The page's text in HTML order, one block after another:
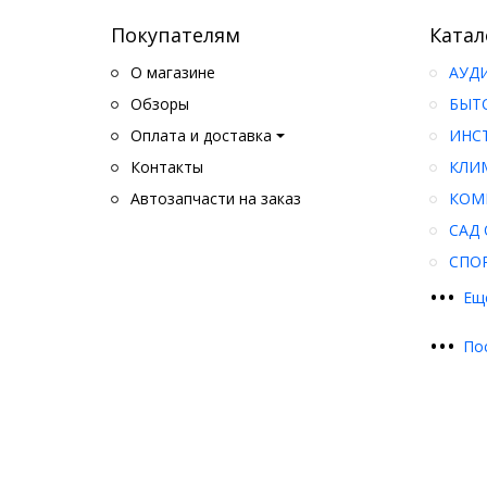
Покупателям
О магазине
Обзоры
Оплата и доставка
Контакты
Автозапчасти на заказ
•••
САД
•••